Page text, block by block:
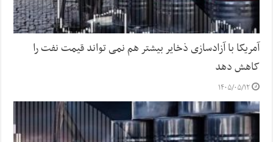
آمریکا با آزادسازی ذخایر بیشتر هم نمی تواند قیمت نفت را
کاهش دهد
۱۴۰۵/۰۵/۱۲